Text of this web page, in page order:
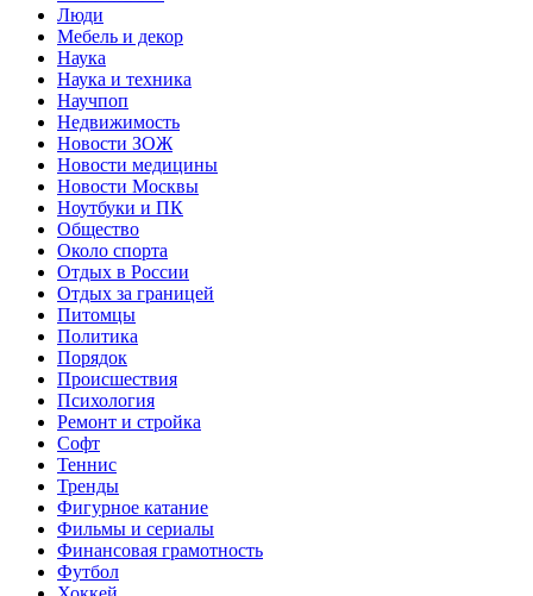
Люди
Мебель и декор
Наука
Наука и техника
Научпоп
Недвижимость
Новости ЗОЖ
Новости медицины
Новости Москвы
Ноутбуки и ПК
Общество
Около спорта
Отдых в России
Отдых за границей
Питомцы
Политика
Порядок
Происшествия
Психология
Ремонт и стройка
Софт
Теннис
Тренды
Фигурное катание
Фильмы и сериалы
Финансовая грамотность
Футбол